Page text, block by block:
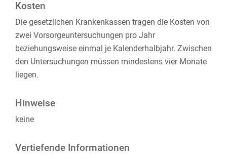
Kosten
Die gesetzlichen Krankenkassen tragen die Kosten von
zwei Vorsorgeuntersuchungen pro Jahr
beziehungsweise einmal je Kalenderhalbjahr. Zwischen
den Untersuchungen müssen mindestens vier Monate
liegen.
Hinweise
keine
Vertiefende Informationen